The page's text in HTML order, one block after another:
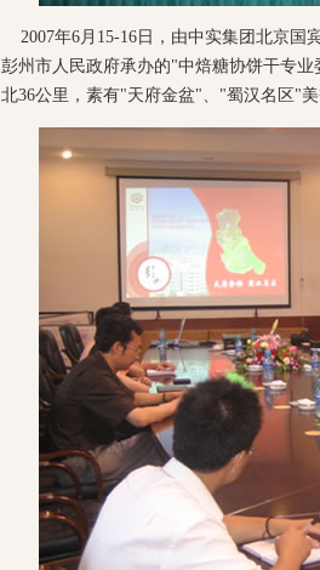
2007年6月15-16日，由中实集团北京国
彭州市人民政府承办的"中焙糖协饼干专
北36公里，素有"天府金盆"、"蜀汉名区"